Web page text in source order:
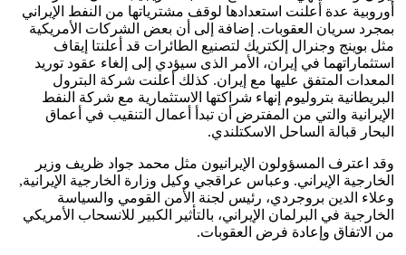
أوروبية عدة أعلنت استعدادها لوقف مشترياتها من النفط الإيراني
بمجرد سريان العقوبات. إضافة إلى أن بعض الشركات الأمريكية
مثل بوينج وجنرال إلكتريك لتصنيع الطائرات قد أعلنتا إيقاف
استثماراتهما في إيران، الأمر الذى سيؤدي إلى إلغاء عقود توريد
المعدات المتفق عليها مع إيران. كذلك أعلنت شركة البترول
البريطانية بتروليوم إنهاء شراكتها الاستثمارية مع شركة النفط
الإيرانية والتي من المفترض أن تبدأ أعمال التنقيب في أعماق
البحار قبالة الساحل الاسكتلندي.
وقد اعترف المسؤولون الإيرانيون مثل محمد جواد ظريف وزير
الخارجية الإيراني. وعباس عراقجي وكيل وزارة الخارجية الإيرانية,
وعلاء الدين بروجردي، رئيس لجنة الأمن القومي والسياسة
الخارجية في البرلمان الإيراني، بالتأثير الكبير للانسحاب الأمريكي
من الاتفاق وإعادة فرض العقوبات.